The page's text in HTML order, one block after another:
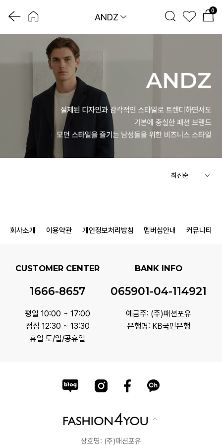
0
ANDZ
회사소개 이용약관 개인정보처리방침 멤버십안내 커뮤니티
CUSTOMER CENTER
1666-8657
평일 10:00 ~ 17:00
점심 12:30 ~ 13:30
휴일 토/일/공휴일
BANK INFO
065901-04-114921
예금주: (주)패션포유
은행명: KB국민은행
상호명: (주)패션포유